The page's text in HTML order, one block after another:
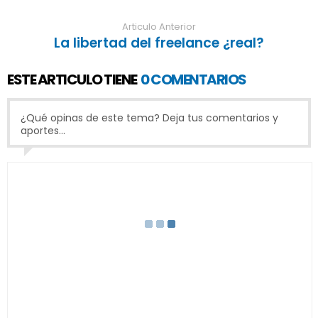
Articulo Anterior
La libertad del freelance ¿real?
ESTE ARTICULO TIENE 0 COMENTARIOS
¿Qué opinas de este tema? Deja tus comentarios y
aportes...